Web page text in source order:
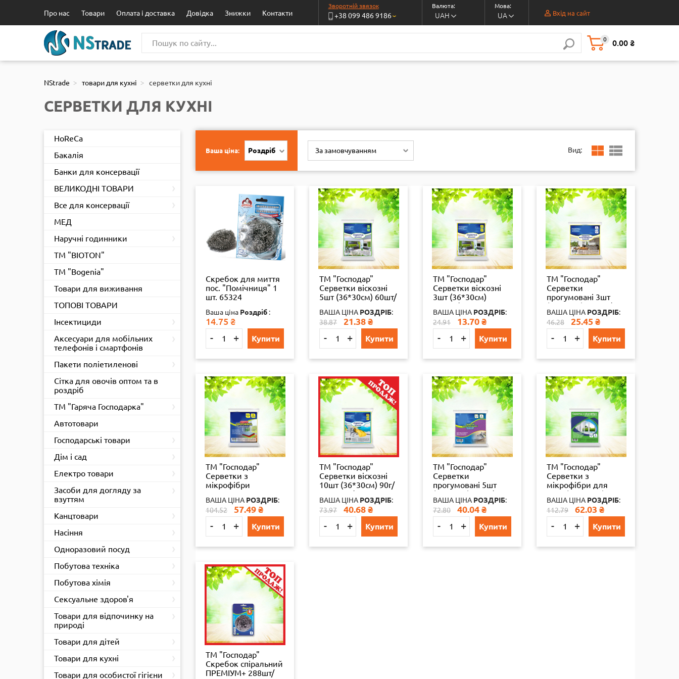
Про нас Товари Оплата і доставка Довідка Знижки Контакти
Зворотній звязок
+38 099 486 9186›
Валюта:
UAH
Мова:
UA Вхід на сайт
0 0.00 ₴
NStrade товари для кухні серветки для кухні
СЕРВЕТКИ ДЛЯ КУХНІ
HoReCa
Бакалія
Банки для консервації
ВЕЛИКОДНІ ТОВАРИ
Все для консервації
МЕД
Наручні годинники
ТМ "BIOTON"
ТМ "Bogenia"
Товари для виживання
ТОПОВІ ТОВАРИ
Інсектициди
Аксесуари для мобільних
телефонів і смартфонів
Пакети поліетиленові
Сітка для овочів оптом та в
роздріб
ТМ "Гаряча Господарка"
Автотовари
Господарські товари
Дім і сад
Електро товари
Засоби для догляду за
взуттям
Канцтовари
Насіння
Одноразовий посуд
Побутова техніка
Побутова хімія
Сексуальне здоров'я
Товари для відпочинку на
природі
Товари для дітей
Товари для кухні
Товари для особистої гігієни
Ваша ціна: Роздріб За замовчуванням Вид:
Скребок для миття
пос. "Помічниця" 1
шт. 65324
Ваша ціна Роздріб :
14.75 ₴
- + Купити
ТМ "Господар"
Серветки віскозні
5шт (36*30см) 60шт/
ВАША ЦІНА РОЗДРІБ:
38.87
21.38 ₴
- + Купити
ТМ "Господар"
Серветки віскозні
3шт (36*30см)
100шт/ящ УБ17-3-08
ВАША ЦІНА РОЗДРІБ:
24.91
13.70 ₴
- + Купити
ТМ "Господар"
Серветки
прогумовані 3шт
(16*16см) 100шт/ящ
УБ17-3-10
ВАША ЦІНА РОЗДРІБ:
46.28
25.45 ₴
- + Купити
ТМ "Господар"
Серветки з
мікрофібри
(30*30см.) 3шт.
25шт./уп УБ1
ВАША ЦІНА РОЗДРІБ:
104.52
57.49 ₴
- + Купити
ТМ "Господар"
Серветки віскозні
10шт (36*30см) 90г/
м² 45шт./ящ УБ18-
10-47
ВАША ЦІНА РОЗДРІБ:
73.97
40.68 ₴
- + Купити
ТМ "Господар"
Серветки
прогумовані 5шт
(16*16см) 80шт/ящ
УБ18-5-35
ВАША ЦІНА РОЗДРІБ:
72.80
40.04 ₴
- + Купити
ТМ "Господар"
Серветки з
мікрофібри для
скла (30*30см.) 3шт.
25 шт./уп УБ18-3
ВАША ЦІНА РОЗДРІБ:
112.79
62.03 ₴
- + Купити
ТМ "Господар"
Скребок спіральний
ПРЕМІУМ+ 288шт/